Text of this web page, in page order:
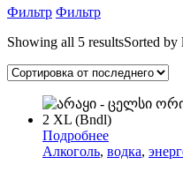
Фильтр Фильтр
Showing all 5 resultsSorted by
Подробнее
Алкоголь, водка,